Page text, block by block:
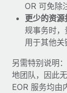
OR 可免除
更少的资源
规事务时，
用于其他关
另需特别说明
地团队，因此
EOR 服务均由